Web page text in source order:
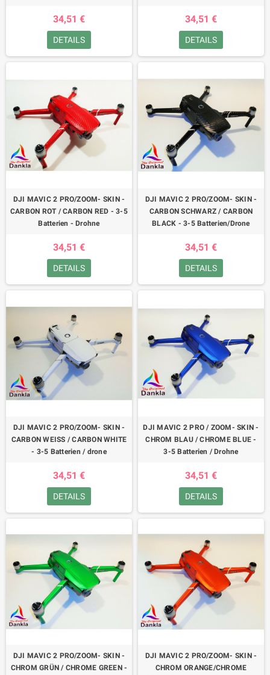
34,51 €
DETAILS
34,51 €
DETAILS
DJI MAVIC 2 PRO/ZOOM- SKIN -
CARBON ROT / CARBON RED - 3-5
Batterien - Drohne
34,51 €
DETAILS
DJI MAVIC 2 PRO/ZOOM- SKIN -
CARBON SCHWARZ / CARBON
BLACK - 3-5 Batterien/Drone
34,51 €
DETAILS
DJI MAVIC 2 PRO/ZOOM- SKIN -
CARBON WEISS / CARBON WHITE
- 3-5 Batterien / drone
34,51 €
DETAILS
DJI MAVIC 2 PRO / ZOOM- SKIN -
CHROM BLAU / CHROME BLUE -
3-5 Batterien / Drohne
34,51 €
DETAILS
DJI MAVIC 2 PRO/ZOOM- SKIN -
CHROM GRÜN / CHROME GREEN -
DJI MAVIC 2 PRO/ZOOM- SKIN -
CHROM ORANGE/CHROME